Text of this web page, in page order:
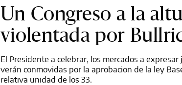
Un Congreso a la
violentada por
El Presidente a celebrar, los mercados a
verán conmovidas por la aprobacion de la ley
relativa unidad de los 33.